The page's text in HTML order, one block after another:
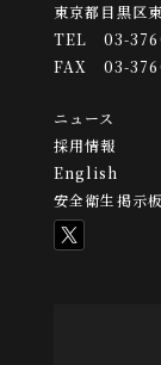
東京都目黒区
TEL 03-
FAX 03-
ニュース
採用情報
English
安全衛生掲示板